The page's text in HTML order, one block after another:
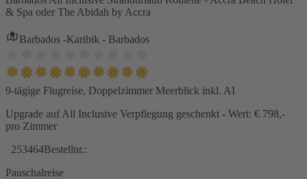
& Spa oder The Abidah by Accra
Barbados -Karibik - Barbados
9-tägige Flugreise, Doppelzimmer Meerblick inkl. AI
Upgrade auf All Inclusive Verpflegung geschenkt - Wert: € 798,-
pro Zimmer
253464Bestellnr.:
Pauschalreise